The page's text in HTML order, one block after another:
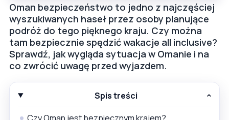
Oman bezpieczeństwo to jedno z najczęściej
wyszukiwanych haseł przez osoby planujące
podróż do tego pięknego kraju. Czy można
tam bezpiecznie spędzić wakacje all inclusive?
Sprawdź, jak wygląda sytuacja w Omanie i na
co zwrócić uwagę przed wyjazdem.
Spis treści